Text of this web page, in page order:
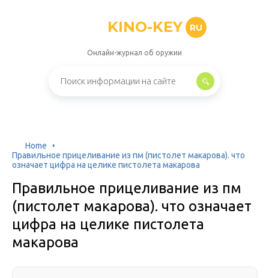
KINO-KEY RU
Онлайн-журнал об оружии
Home
Правильное прицеливание из пм (пистолет макарова). что
означает цифра на целике пистолета макарова
Правильное прицеливание из пм
(пистолет макарова). что означает
цифра на целике пистолета
макарова